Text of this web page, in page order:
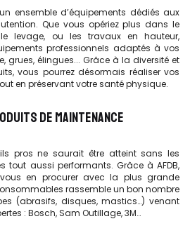
ensemble d’équipements dédiés aux
Que vous opériez plus dans le
levage, ou les travaux en hauteur,
professionnels adaptés à vos
grues, élingues... Grâce à la diversité et
vous pourrez désormais réaliser vos
en préservant votre santé physique.
DE MAINTENANCE
pros ne saurait être atteint sans les
tout aussi performants. Grâce à AFDB,
en procurer avec la plus grande
rassemble un bon nombre
(abrasifs, disques, mastics…) venant
: Bosch, Sam Outillage, 3M…